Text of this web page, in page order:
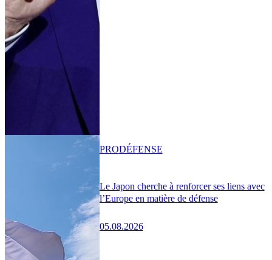
Le Japon cherche à renforcer ses liens avec
l’Europe en matière de défense
05.08.2026
PRODÉFENSE